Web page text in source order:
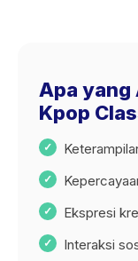
Apa yang
Kpop
Ekspresi
Interaksi